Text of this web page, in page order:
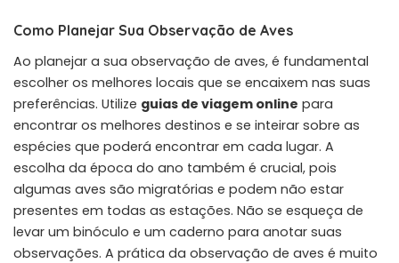
Como Planejar Sua Observação de Aves
Ao planejar a sua observação de aves, é fundamental
escolher os melhores locais que se encaixem nas suas
preferências. Utilize guias de viagem online para
encontrar os melhores destinos e se inteirar sobre as
espécies que poderá encontrar em cada lugar. A
escolha da época do ano também é crucial, pois
algumas aves são migratórias e podem não estar
presentes em todas as estações. Não se esqueça de
levar um binóculo e um caderno para anotar suas
observações. A prática da observação de aves é muito